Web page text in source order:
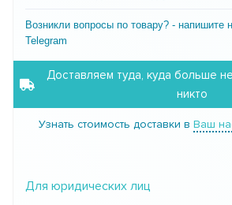
Возникли вопросы по товару? - напишите
Telegram
Доставляем туда, куда больше
никто
Узнать стоимость доставки в Ваш
Для юридических лиц